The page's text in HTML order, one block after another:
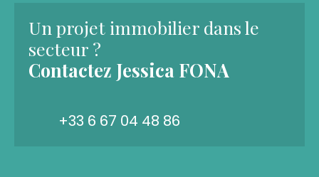
Un projet immobilier dans le
secteur ?
Contactez Jessica FONA
+33 6 67 04 48 86